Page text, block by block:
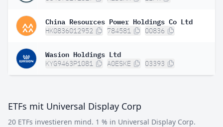
China Resources Power Holdings Co Ltd
HK0836012952 784581 00836
Wasion Holdings Ltd
KYG9463P1081 A0ESKE 03393
ETFs mit Universal Display Corp
20 ETFs investieren mind. 1 % in Universal Display Corp.